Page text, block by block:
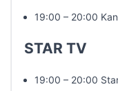
19:00 – 20:00
STAR TV
19:00 – 20:00